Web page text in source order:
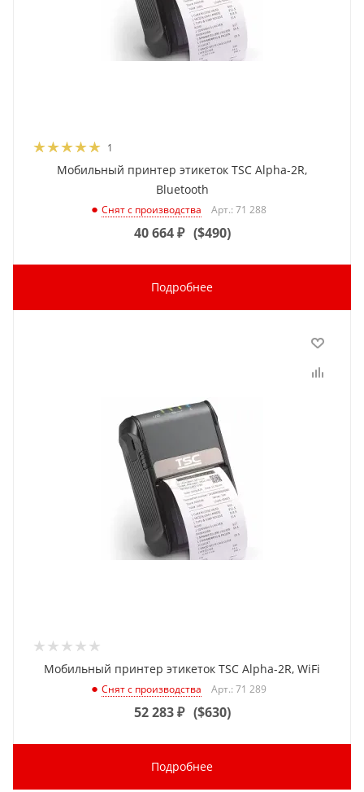
1
Мобильный принтер этикеток TSC Alpha-2R,
Bluetooth
Снят с производства Арт.: 71 288
40 664₽ ($490)
Подробнее
Мобильный принтер этикеток TSC Alpha-2R, WiFi
Снят с производства Арт.: 71 289
52 283₽ ($630)
Подробнее